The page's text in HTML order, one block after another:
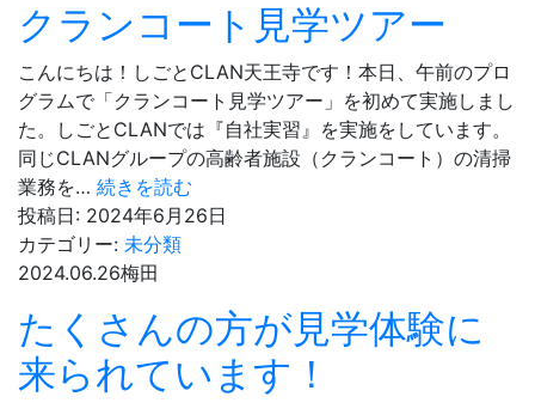
クランコート見学ツアー
こんにちは！しごとCLAN天王寺です！本日、午前のプロ
グラムで「クランコート見学ツアー」を初めて実施しまし
た。しごとCLANでは『自社実習』を実施をしています。
同じCLANグループの高齢者施設（クランコート）の清掃
業務を… 続きを読む
ラ
ト
学
投稿日: 2024年6月26日
カテゴリー: 未分類
2024.06.26梅田
たくさんの方が見学体験に
来られています！